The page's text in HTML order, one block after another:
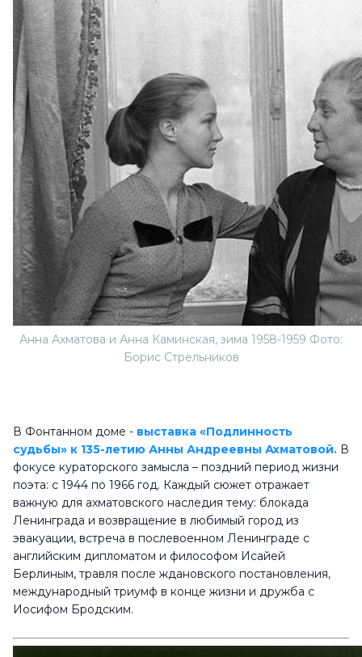
Анна Ахматова и Анна Каминская, зима 1958-1959 Фото:
Борис Стрельников
В Фонтанном доме - выставка «Подлинность
судьбы» к 135-летию Анны Андреевны Ахматовой. В
фокусе кураторского замысла – поздний период жизни
поэта: с 1944 по 1966 год. Каждый сюжет отражает
важную для ахматовского наследия тему: блокада
Ленинграда и возвращение в любимый город из
эвакуации, встреча в послевоенном Ленинграде с
английским дипломатом и философом Исайей
Берлиным, травля после ждановского постановления,
международный триумф в конце жизни и дружба с
Иосифом Бродским.